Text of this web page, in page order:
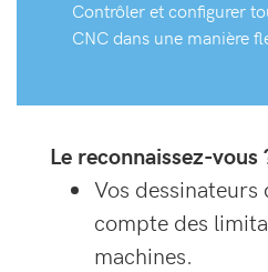
Contrôler et configurer
CNC dans une manière
Le reconnaissez-
Vos
compte des
machines.